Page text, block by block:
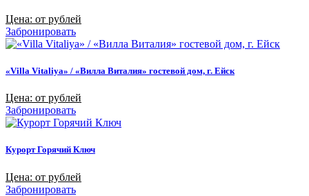
Цена: от рублей
Забронировать
«Villa Vitaliya» / «Вилла Виталия» гостевой дом, г. Ейск
Цена: от рублей
Забронировать
Курорт Горячий Ключ
Цена: от рублей
Забронировать